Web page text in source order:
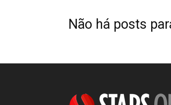
Não há posts